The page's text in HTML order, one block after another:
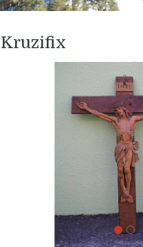
Kruzifix